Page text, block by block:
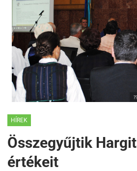
HÍREK
Összegyűjtik
értékeit